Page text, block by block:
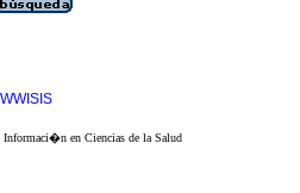
en Ciencias de la Salud